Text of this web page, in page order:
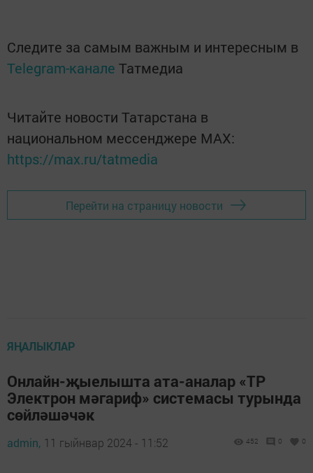
Следите за самым важным и интересным в
Telegram-канале Татмедиа
Читайте новости Татарстана в
национальном мессенджере MАХ:
https://max.ru/tatmedia
Перейти на страницу новости
ЯҢАЛЫКЛАР
Онлайн-җыелышта ата-аналар «ТР
Электрон мәгариф» системасы турында
сөйләшәчәк
admin, 11 гыйнвар 2024 - 11:52 452 0 0